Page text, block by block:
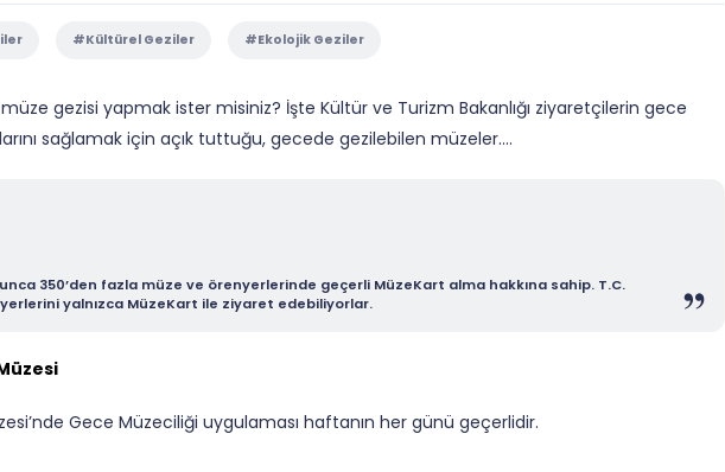
#Kültürel Geziler #Ekolojik Geziler
gezisi yapmak ister misiniz? İşte Kültür ve Turizm Bakanlığı ziyaretçilerin gece
sağlamak için açık tuttuğu, gecede gezilebilen müzeler....
350’den fazla müze ve örenyerlerinde geçerli MüzeKart alma hakkına sahip. T.C.
yalnızca MüzeKart ile ziyaret edebiliyorlar.
Gece Müzeciliği uygulaması haftanın her günü geçerlidir.